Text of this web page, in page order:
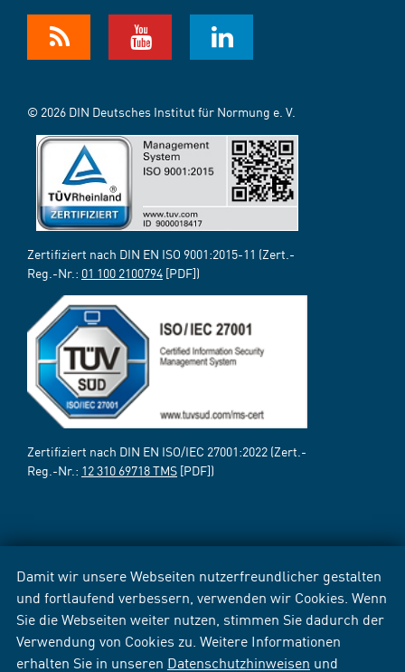
Damit wir unsere Webseiten nutzerfreundlicher gestalten
und fortlaufend verbessern, verwenden wir Cookies. Wenn
Sie die Webseiten weiter nutzen, stimmen Sie dadurch der
Verwendung von Cookies zu. Weitere Informationen
erhalten Sie in unseren Datenschutzhinweisen und
© 2026 DIN Deutsches Institut für Normung e. V.
Zertifiziert nach DIN EN ISO 9001:2015-11 (Zert.-
Reg.-Nr.: 01 100 2100794 [PDF])
Zertifiziert nach DIN EN ISO/IEC 27001:2022 (Zert.-
Reg.-Nr.: 12 310 69718 TMS [PDF])